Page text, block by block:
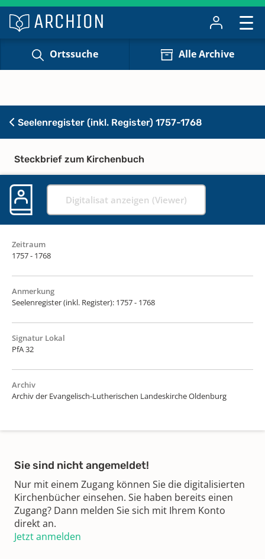
Ortssuche Alle Archive
Seelenregister (inkl. Register) 1757-1768
Steckbrief zum Kirchenbuch
Digitalisat anzeigen (Viewer)
Zeitraum
1757 - 1768
Anmerkung
Seelenregister (inkl. Register): 1757 - 1768
Signatur Lokal
PfA 32
Archiv
Archiv der Evangelisch-Lutherischen Landeskirche Oldenburg
Sie sind nicht angemeldet!
Nur mit einem Zugang können Sie die digitalisierten
Kirchenbücher einsehen. Sie haben bereits einen
Zugang? Dann melden Sie sich mit Ihrem Konto
direkt an.
Jetzt anmelden